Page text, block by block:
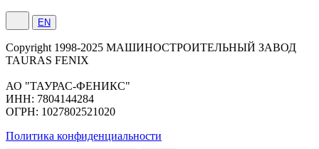
EN
Сopyright 1998-2025 МАШИНОСТРОИТЕЛЬНЫЙ ЗАВОД
TAURAS FENIX
АО "ТАУРАС-ФЕНИКС"
ИНН: 7804144284
ОГРН: 1027802521020
Политика конфиденциальности